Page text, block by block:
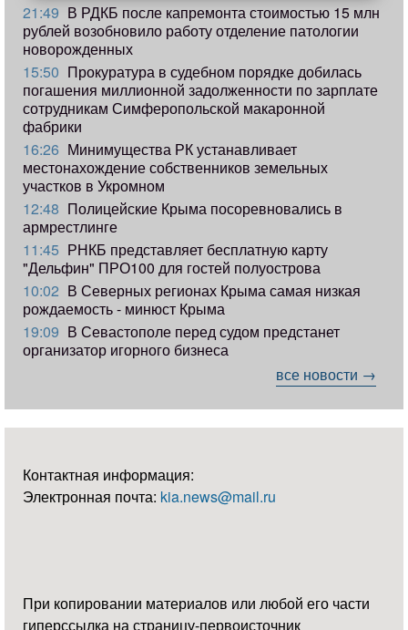
21:49 В РДКБ после капремонта стоимостью 15 млн
рублей возобновило работу отделение патологии
новорожденных
15:50 Прокуратура в судебном порядке добилась
погашения миллионной задолженности по зарплате
сотрудникам Симферопольской макаронной
фабрики
16:26 Минимущества РК устанавливает
местонахождение собственников земельных
участков в Укромном
12:48 Полицейские Крыма посоревновались в
армрестлинге
11:45 РНКБ представляет бесплатную карту
"Дельфин" ПРО100 для гостей полуострова
10:02 В Северных регионах Крыма самая низкая
рождаемость - минюст Крыма
19:09 В Севастополе перед судом предстанет
организатор игорного бизнеса
все новости →
Контактная информация:
Электронная почта: kia.news@mail.ru
При копировании материалов или любой его части
гиперссылка на страницу-первоисточник